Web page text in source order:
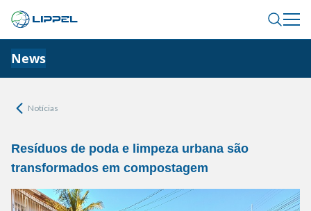
News
Notícias
Resíduos de poda e limpeza urbana são
transformados em compostagem